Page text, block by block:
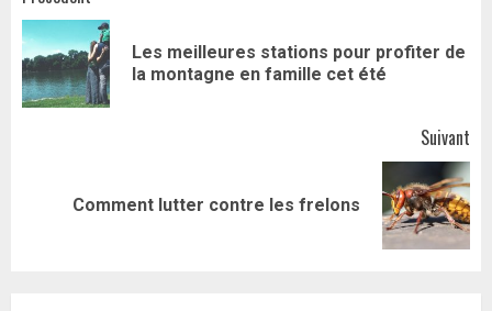
d’article
Les meilleures stations pour profiter de
la montagne en famille cet été
Suivant
Comment lutter contre les frelons